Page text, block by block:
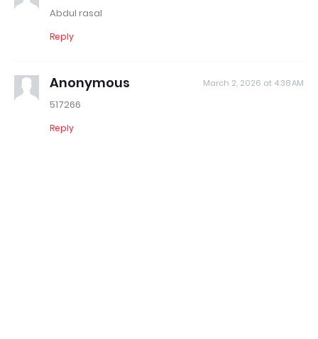
Abdul rasal
Reply
Anonymous March 2, 2026 at 4:38 AM
517266
Reply